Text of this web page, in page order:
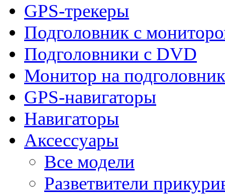
GPS-трекеры
Подголовник с
Подголовники с DVD
Монитор на подголовник
GPS-навигаторы
Навигаторы
Аксессуары
Все модели
Разветвители